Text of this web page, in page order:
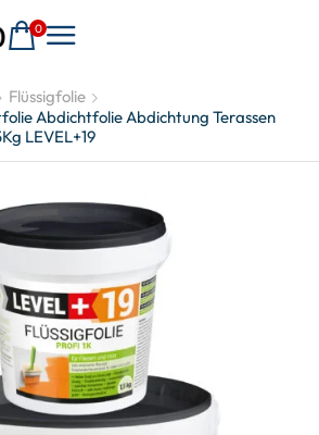
0
Flüssigfolie
Abdichtfolie Abdichtung Terassen
LEVEL+19